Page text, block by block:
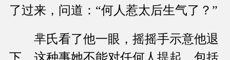
了过来，问道：“何人惹太后生气了？”
芈氏看了他一眼，摇摇手示意他退